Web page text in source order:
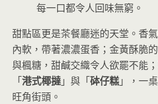
每一口都令人回味無窮。
甜點區更是茶餐廳迷的天堂。香
內軟，帶著濃濃蛋香；金黃酥脆
與楓糖，甜鹹交織令人欲罷不能
「港式椰撻」與「砵仔糕」，一
旺角街頭。